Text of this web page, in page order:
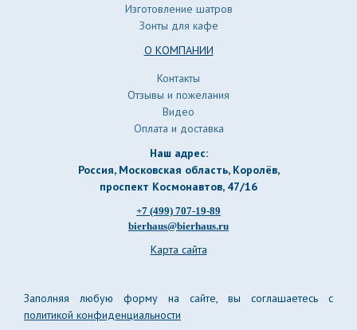
Изготовление шатров
Зонты для кафе
О КОМПАНИИ
Контакты
Отзывы и пожелания
Видео
Оплата и доставка
Наш адрес:
Россия, Московская область, Королёв,
проспект Космонавтов, 47/16
+7 (499) 707-19-89
bierhaus@bierhaus.ru
Карта сайта
Заполняя любую форму на сайте, вы соглашаетесь с
политикой конфиденциальности